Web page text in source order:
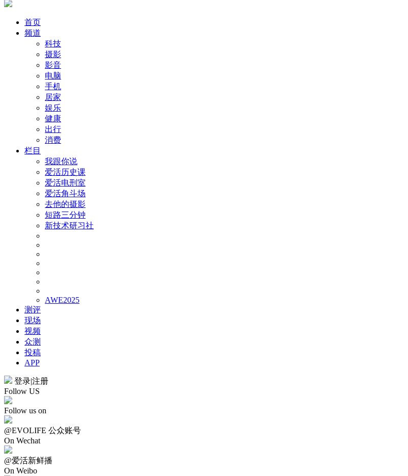
首页
频道
科技
摄影
影音
电脑
手机
居家
娱乐
健康
出行
消费
栏目
我跟你说
爱活历史课
爱活电刑室
爱活角斗场
去他的摄影
短路三分钟
新技术研习社
AWE2025
测评
现场
视频
众测
投稿
APP
登录|注册
Follow US
Follow us on
@EVOLIFE 公众账号
On Wechat
@爱活新鲜播
On Weibo